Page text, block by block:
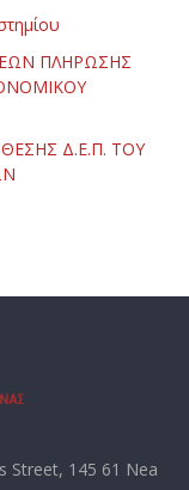
ΠΛΗΡΩΣΗΣ
Δ.Ε.Π. ΤΟΥ
Street, 145 61 Nea